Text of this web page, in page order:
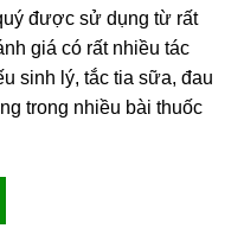
được sử dụng từ rất
giá có rất nhiều tác
sinh lý, tắc tia sữa, đau
trong nhiều bài thuốc
tinh số lượng